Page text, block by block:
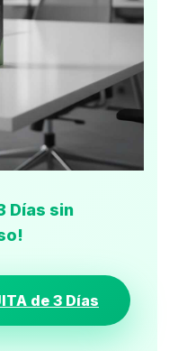
Días sin
de 3 Días